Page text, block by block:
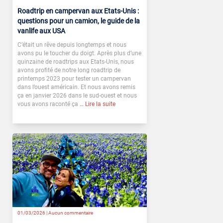
Roadtrip en campervan aux Etats-Unis :
questions pour un camion, le guide de la
vanlife aux USA
C’était un rêve depuis longtemps et nous
avons pu le toucher du doigt. Après plus d’une
quinzaine de roadtrips aux Etats-Unis, nous
avons profité de notre long roadtrip de
printemps 2023 pour tester un campervan
dans l’ouest américain. Et nous avons remis
ça en janvier 2026 dans le sud-ouest et nous
vous avons raconté ça … Lire la suite
01/03/2026 | Aucun commentaire